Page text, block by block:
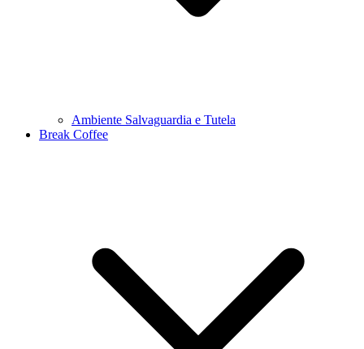
Ambiente Salvaguardia e Tutela
Break Coffee